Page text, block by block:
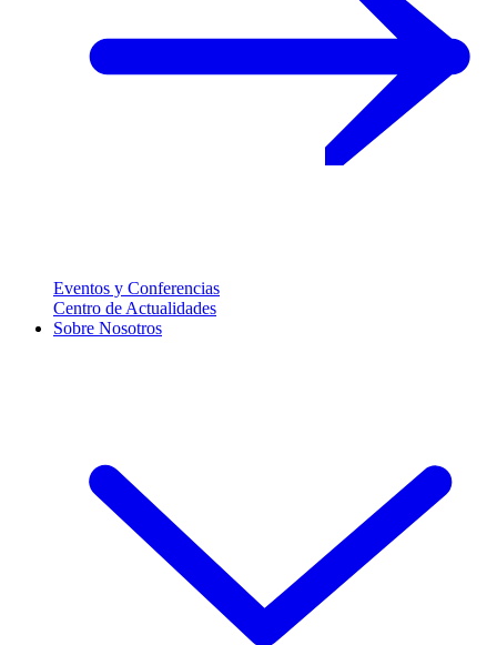
Eventos y Conferencias
Centro de Actualidades
Sobre Nosotros